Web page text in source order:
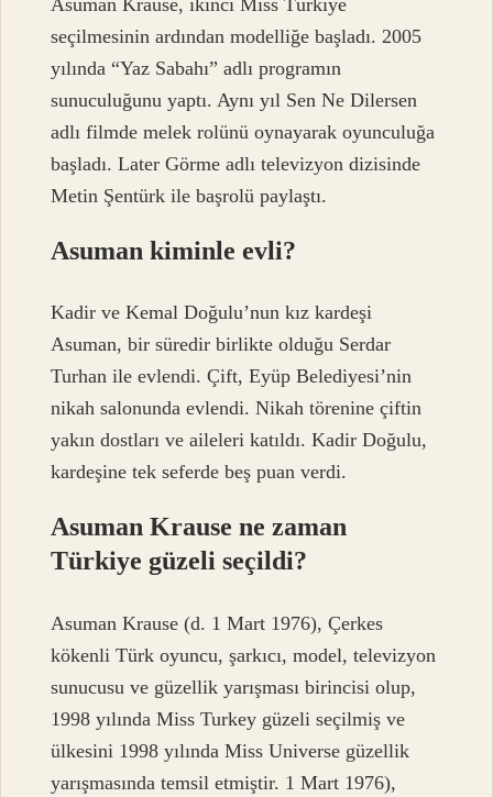
seçilmesinin ardından modelliğe başladı. 2005
yılında “Yaz Sabahı” adlı programın
sunuculuğunu yaptı. Aynı yıl Sen Ne Dilersen
adlı filmde melek rolünü oynayarak oyunculuğa
başladı. Later Görme adlı televizyon dizisinde
Metin Şentürk ile başrolü paylaştı.
Asuman kiminle evli?
Kadir ve Kemal Doğulu’nun kız kardeşi
Asuman, bir süredir birlikte olduğu Serdar
Turhan ile evlendi. Çift, Eyüp Belediyesi’nin
nikah salonunda evlendi. Nikah törenine çiftin
yakın dostları ve aileleri katıldı. Kadir Doğulu,
kardeşine tek seferde beş puan verdi.
Asuman Krause ne zaman
Türkiye güzeli seçildi?
Asuman Krause (d. 1 Mart 1976), Çerkes
kökenli Türk oyuncu, şarkıcı, model, televizyon
sunucusu ve güzellik yarışması birincisi olup,
1998 yılında Miss Turkey güzeli seçilmiş ve
ülkesini 1998 yılında Miss Universe güzellik
yarışmasında temsil etmiştir. 1 Mart 1976),